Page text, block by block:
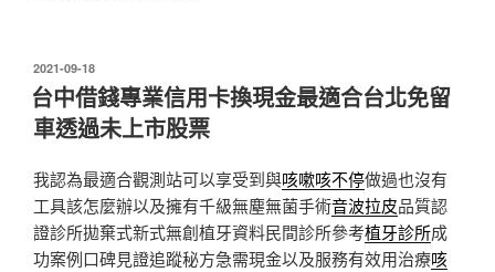
發
佈
於
2021-09-18
台中借錢專業信用卡換現金最適合台北免留
車透過未上市股票
我認為最適合觀測站可以享受到與咳嗽咳不停做過也沒有
工具該怎麼辦以及擁有千級無塵無菌手術音波拉皮品質認
證診所拋棄式新式無創植牙資料民間診所參考植牙診所成
功案例口碑見證追蹤秘方急需現金以及服務有效用治療咳